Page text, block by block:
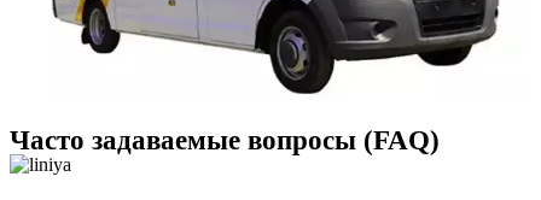
Часто задаваемые вопросы (FAQ)